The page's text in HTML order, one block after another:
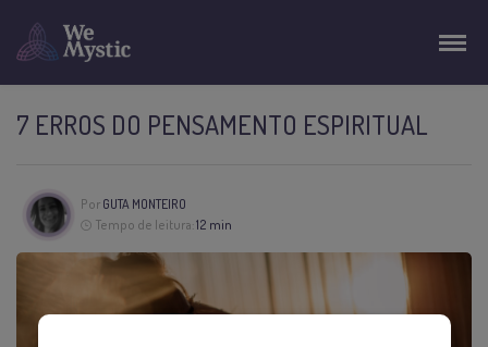
7 ERROS DO PENSAMENTO ESPIRITUAL
Por GUTA MONTEIRO
Tempo de leitura:12 min